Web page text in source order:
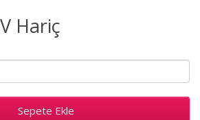
Hariç
Sepete Ekle